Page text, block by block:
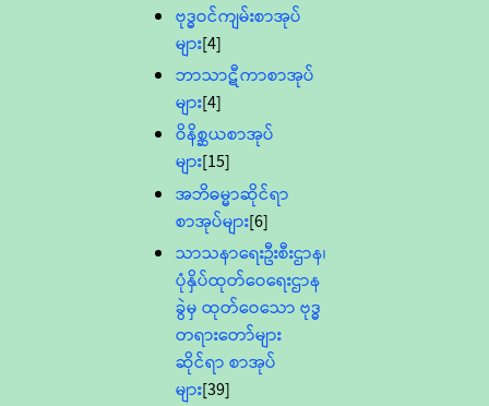
ဗုဒ္ဓဝင်ကျမ်းစာအုပ်
များ[4]
ဘာသာဋီကာစာအုပ်
များ[4]
ဝိနိစ္ဆယစာအုပ်
များ[15]
အဘိဓမ္မာဆိုင်ရာ
စာအုပ်များ[6]
သာသနာရေးဦးစီးဌာန၊
ပုံနှိပ်ထုတ်ဝေရေးဌာန
ခွဲမှ ထုတ်ဝေသော ဗုဒ္ဓ
တရားတော်များ
ဆိုင်ရာ စာအုပ်
များ[39]